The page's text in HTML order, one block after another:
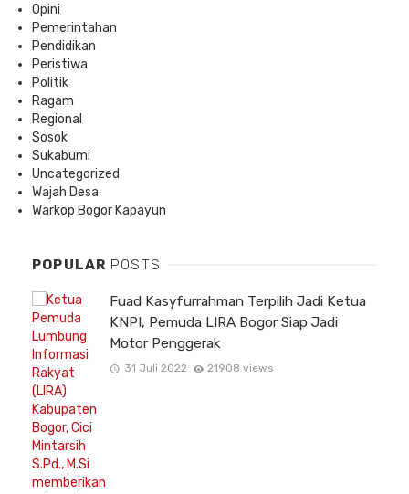
Opini
Pemerintahan
Pendidikan
Peristiwa
Politik
Ragam
Regional
Sosok
Sukabumi
Uncategorized
Wajah Desa
Warkop Bogor Kapayun
POPULAR POSTS
Fuad Kasyfurrahman Terpilih Jadi Ketua
KNPI, Pemuda LIRA Bogor Siap Jadi
Motor Penggerak
31 Juli 2022 21908 views